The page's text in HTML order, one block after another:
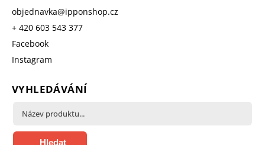
objednavka@ipponshop.cz
+ 420 603 543 377
Facebook
Instagram
VYHLEDÁVÁNÍ
Hledat